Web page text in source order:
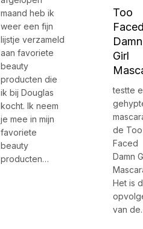
maand heb ik
weer een fijn
lijstje verzameld
aan favoriete
beauty
producten die
ik bij Douglas
kocht. Ik neem
je mee in mijn
favoriete
beauty
producten…
Too
Damn
Girl
testte
de Too
Faced
Damn
Het is
van